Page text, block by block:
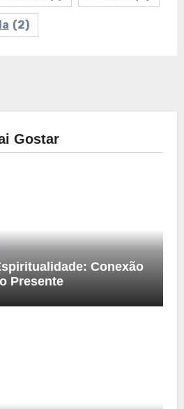
(2)
Gostar
Conexão
Presente